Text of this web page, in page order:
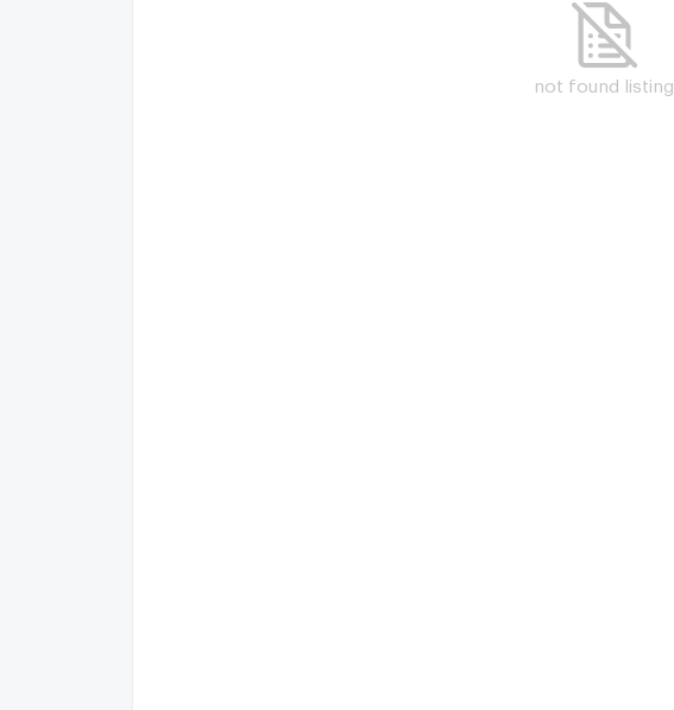
not found listing